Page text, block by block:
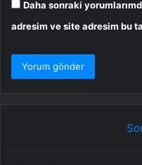
Daha sonraki
adresim ve site adresim bu